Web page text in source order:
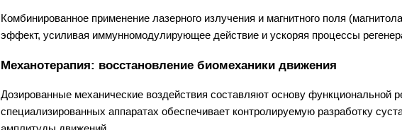
Комбинированное применение лазерного излучения и магнитного поля
эффект, усиливая иммунномодулирующее действие и ускоряя процессы
Механотерапия: восстановление биомеханики движения
Дозированные механические воздействия составляют основу функциональной
специализированных аппаратах обеспечивает контролируемую разработку